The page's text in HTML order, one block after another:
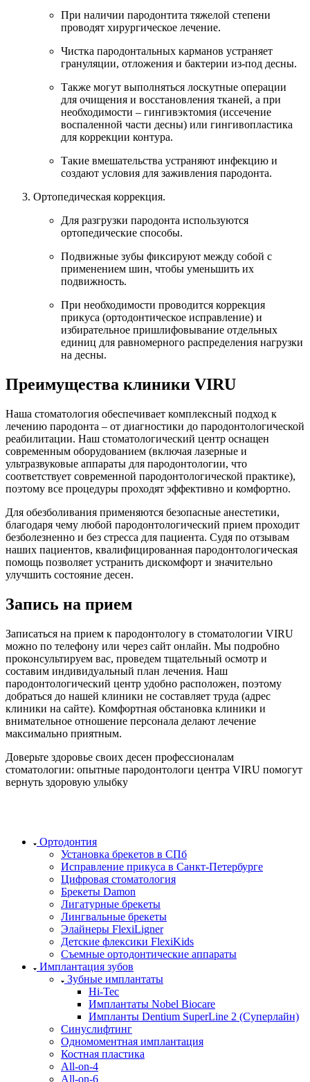
При наличии пародонтита тяжелой степени
проводят хирургическое лечение.
Чистка пародонтальных карманов устраняет
грануляции, отложения и бактерии из-под десны.
Также могут выполняться лоскутные операции
для очищения и восстановления тканей, а при
необходимости – гингивэктомия (иссечение
воспаленной части десны) или гингивопластика
для коррекции контура.
Такие вмешательства устраняют инфекцию и
создают условия для заживления пародонта.
Ортопедическая коррекция.
Для разгрузки пародонта используются
ортопедические способы.
Подвижные зубы фиксируют между собой с
применением шин, чтобы уменьшить их
подвижность.
При необходимости проводится коррекция
прикуса (ортодонтическое исправление) и
избирательное пришлифовывание отдельных
единиц для равномерного распределения нагрузки
на десны.
Преимущества клиники VIRU
Наша стоматология обеспечивает комплексный подход к
лечению пародонта – от диагностики до пародонтологической
реабилитации. Наш стоматологический центр оснащен
современным оборудованием (включая лазерные и
ультразвуковые аппараты для пародонтологии, что
соответствует современной пародонтологической практике),
поэтому все процедуры проходят эффективно и комфортно.
Для обезболивания применяются безопасные анестетики,
благодаря чему любой пародонтологический прием проходит
безболезненно и без стресса для пациента. Судя по отзывам
наших пациентов, квалифицированная пародонтологическая
помощь позволяет устранить дискомфорт и значительно
улучшить состояние десен.
Запись на прием
Записаться на прием к пародонтологу в стоматологии VIRU
можно по телефону или через сайт онлайн. Мы подробно
проконсультируем вас, проведем тщательный осмотр и
составим индивидуальный план лечения. Наш
пародонтологический центр удобно расположен, поэтому
добраться до нашей клиники не составляет труда (адрес
клиники на сайте). Комфортная обстановка клиники и
внимательное отношение персонала делают лечение
максимально приятным.
Доверьте здоровье своих десен профессионалам
стоматологии: опытные пародонтологи центра VIRU помогут
вернуть здоровую улыбку
Ортодонтия
Установка брекетов в СПб
Исправление прикуса в Санкт-Петербурге
Цифровая стоматология
Брекеты Damon
Лигатурные брекеты
Лингвальные брекеты
Элайнеры FlexiLigner
Детские флексики FlexiKids
Съемные ортодонтические аппараты
Имплантация зубов
Зубные имплантаты
Hi-Tec
Имплантаты Nobel Biocare
Импланты Dentium SuperLine 2 (Суперлайн)
Синуслифтинг
Одномоментная имплантация
Костная пластика
All-on-4
All-on-6